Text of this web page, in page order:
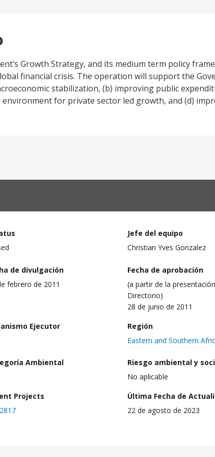
Growth Strategy, and its medium term policy
financial crisis. The operation will support the
stabilization, (b) improving public
environment for private sector led growth, and (d)
Jefe del equipo
Christian Yves Gonzalez
de divulgación
febrero de 2011
Fecha de aprobación
(a partir de la
Directorio)
28 de junio de 2011
Ejecutor
Región
Eastern and Southern
Ambiental
Riesgo ambiental y
No aplicable
Projects
Última Fecha de
22 de agosto de 2023